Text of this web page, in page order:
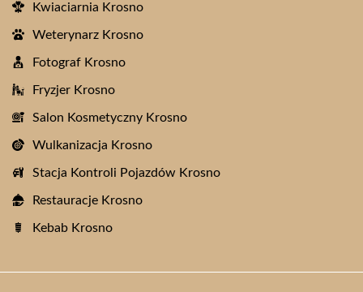
Kwiaciarnia Krosno
Weterynarz Krosno
Fotograf Krosno
Fryzjer Krosno
Salon Kosmetyczny Krosno
Wulkanizacja Krosno
Stacja Kontroli Pojazdów Krosno
Restauracje Krosno
Kebab Krosno